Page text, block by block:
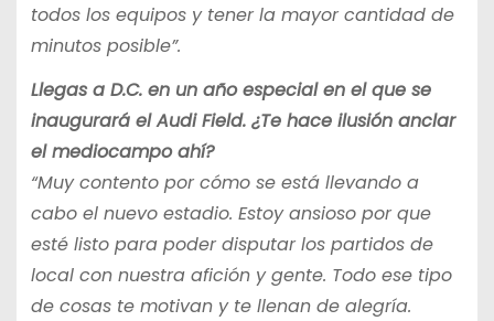
todos los equipos y tener la mayor cantidad de
minutos posible”.
Llegas a D.C. en un año especial en el que se
inaugurará el Audi Field. ¿Te hace ilusión anclar
el mediocampo ahí?
“Muy contento por cómo se está llevando a
cabo el nuevo estadio. Estoy ansioso por que
esté listo para poder disputar los partidos de
local con nuestra afición y gente. Todo ese tipo
de cosas te motivan y te llenan de alegría.